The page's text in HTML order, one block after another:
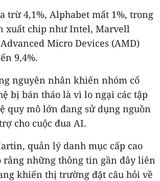
trừ 4,1%, Alphabet mất 1%, trong
xuất chip như Intel, Marvell
Micro Devices (AMD)
9,4%.
nguyên nhân khiến nhóm cổ
bị bán tháo là vì lo ngại các tập
quy mô lớn đang sử dụng nguồn
cho cuộc đua AI.
quản lý danh mục cấp cao
rằng những thông tin gần đây liên
khiến thị trường đặt câu hỏi về